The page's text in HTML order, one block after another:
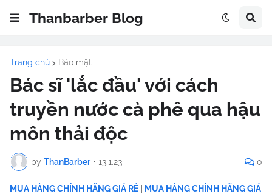
Thanbarber Blog
Trang chủ Bảo mật
Bác sĩ 'lắc đầu' với cách
truyền nước cà phê qua hậu
môn thải độc
by ThanBarber • 13.1.23 0
MUA HÀNG CHÍNH HÃNG GIÁ RẺ
MUA HÀNG CHÍNH HÃNG GIÁ